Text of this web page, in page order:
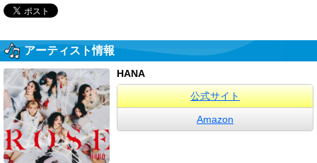
アーティスト情報
HANA
公式サイト
Amazon